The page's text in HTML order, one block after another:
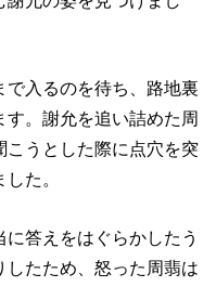
で入るのを待ち、路地裏
。謝允を追い詰めた周
うとした際に点穴を突
た。
答えをはぐらかしたう
したため、怒った周翡は